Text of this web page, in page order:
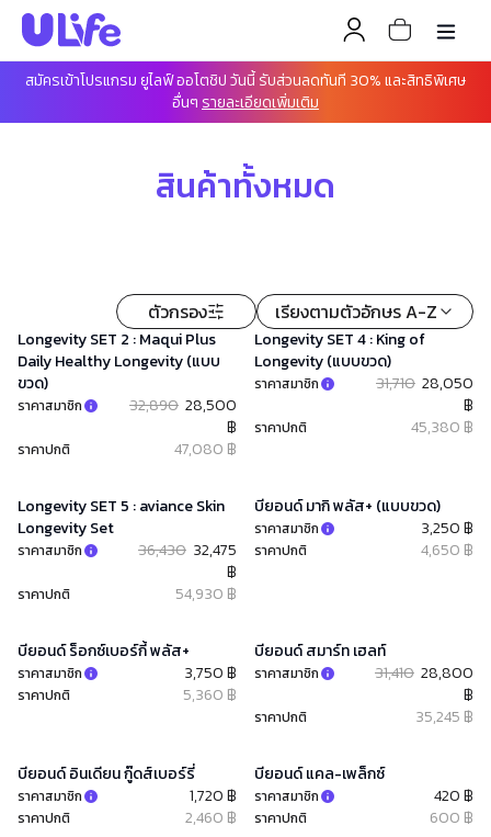
สมัครเข้าโปรแกรม ยูไลฟ์ ออโตชิป วันนี้ รับส่วนลดทันที 30% และสิทธิพิเศษ
อื่นๆ รายละเอียดเพิ่มเติม
สินค้าทั้งหมด
ตัวกรอง เรียงตามตัวอักษร A-Z
Longevity SET 2 : Maqui Plus
Daily Healthy Longevity (แบบ
ขวด)
ราคาสมาชิก 32,890 28,500
฿
ราคาปกติ 47,080 ฿
Longevity SET 4 : King of
Longevity (แบบขวด)
ราคาสมาชิก 31,710 28,050
฿
ราคาปกติ 45,380 ฿
Longevity SET 5 : aviance Skin
Longevity Set
ราคาสมาชิก 36,430 32,475
฿
ราคาปกติ 54,930 ฿
บียอนด์ มากิ พลัส+ (แบบขวด)
ราคาสมาชิก 3,250 ฿
ราคาปกติ 4,650 ฿
บียอนด์ ร็อกซ์เบอร์กี้ พลัส+
ราคาสมาชิก 3,750 ฿
ราคาปกติ 5,360 ฿
บียอนด์ สมาร์ท เฮลท์​
ราคาสมาชิก 31,410 28,800
฿
ราคาปกติ 35,245 ฿
บียอนด์ อินเดียน กู๊ดส์เบอร์รี่
ราคาสมาชิก 1,720 ฿
ราคาปกติ 2,460 ฿
บียอนด์ แคล-เพล็กซ์
ราคาสมาชิก 420 ฿
ราคาปกติ 600 ฿